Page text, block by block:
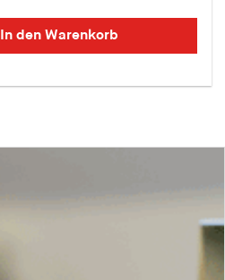
In den Warenkorb